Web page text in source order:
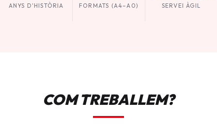
ANYS D'HISTÒRIA FORMATS (A4–A0) SERVEI ÀGIL
COM TREBALLEM?